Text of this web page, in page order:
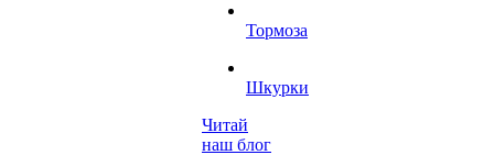
Тормоза
Шкурки
Читай
наш блог